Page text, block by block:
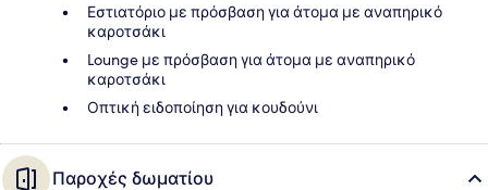
Εστιατόριο με πρόσβαση για άτομα με αναπηρικό
καροτσάκι
Lounge με πρόσβαση για άτομα με αναπηρικό
καροτσάκι
Οπτική ειδοποίηση για κουδούνι
Παροχές δωματίου